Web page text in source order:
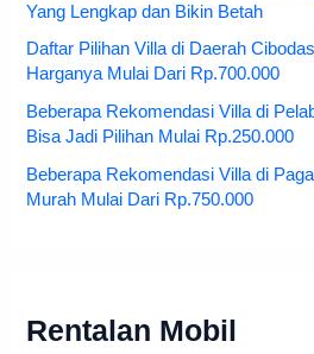
Yang Lengkap dan Bikin Betah
Daftar Pilihan Villa di Daerah
Harganya Mulai Dari Rp.700.000
Beberapa Rekomendasi Villa di
Bisa Jadi Pilihan Mulai Rp.250.000
Beberapa Rekomendasi Villa di
Murah Mulai Dari Rp.750.000
Rentalan Mobil